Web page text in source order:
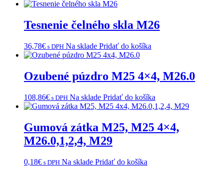
Tesnenie čelného skla M26
36,78€ s DPH Na sklade Pridať do košíka
Ozubené púzdro M25 4×4, M26.0
108,86€ s DPH Na sklade Pridať do košíka
Gumová zátka M25, M25 4×4,
M26.0,1,2,4, M29
0,18€ s DPH Na sklade Pridať do košíka